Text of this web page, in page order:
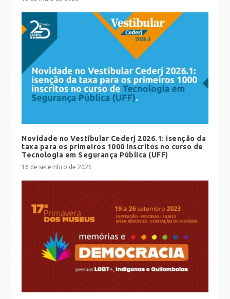
Novidade no Vestibular Cederj 2026.1: isenção da
taxa para os primeiros 1000 inscritos no curso de
Tecnologia em Segurança Pública (UFF)
16 de setembro de 2025